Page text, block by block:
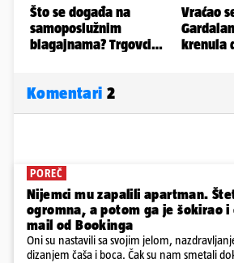
Komentari 2
POREČ
Nijemci mu zapalili apartman.
ogromna, a potom ga je šokirao i
mail od Bookinga
Oni su nastavili sa svojim jelom,
dizanjem čaša i boca. Čak su nam smetali